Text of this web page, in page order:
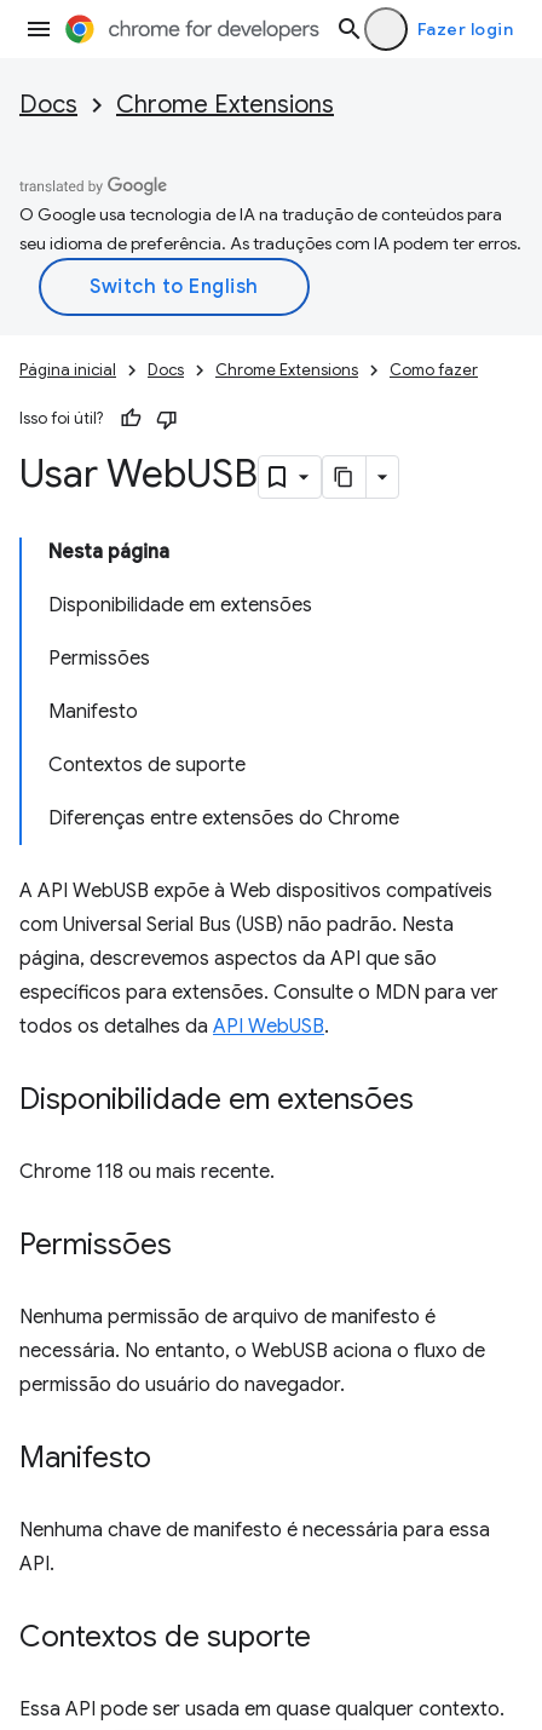
Fazer login
Docs Chrome Extensions
O Google usa tecnologia de IA na tradução de conteúdos para
seu idioma de preferência. As traduções com IA podem ter erros.
Página inicial Docs Chrome Extensions Como fazer
Isso foi útil?
Usar WebUSB
Nesta página
Disponibilidade em extensões
Permissões
Manifesto
Contextos de suporte
Diferenças entre extensões do Chrome
A API WebUSB expõe à Web dispositivos compatíveis
com Universal Serial Bus (USB) não padrão. Nesta
página, descrevemos aspectos da API que são
específicos para extensões. Consulte o MDN para ver
todos os detalhes da API WebUSB.
Disponibilidade em extensões
Chrome 118 ou mais recente.
Permissões
Nenhuma permissão de arquivo de manifesto é
necessária. No entanto, o WebUSB aciona o fluxo de
permissão do usuário do navegador.
Manifesto
Nenhuma chave de manifesto é necessária para essa
API.
Contextos de suporte
Essa API pode ser usada em quase qualquer contexto.